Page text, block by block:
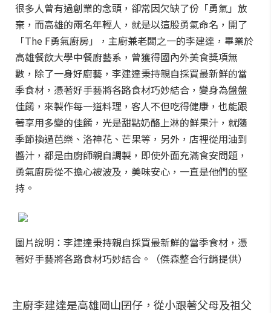
很多人曾有過創業的念頭，卻常因欠缺了份「勇氣」放
棄，而高雄的兩名年輕人，就是以這股勇氣命名，開了
「The F勇氣廚房」，主廚兼老闆之一的李建達，畢業於
高雄餐飲大學中餐廚藝系，曾獲得國內外美食獎項無
數，除了一身好廚藝，李建達秉持親自採買最新鮮的當
季食材，憑著好手藝將各路食材巧妙結合，變身為盤盤
佳餚，來製作每一道料理，客人不但吃得健康，也能跟
著享用多變的佳餚，光是甜點奶酪上淋的鮮果汁，就隨
季節換過芭樂、洛神花、芒果等，另外，店裡從用油到
醬汁，都是由廚師親自調製，即使外面充滿食安問題，
勇氣廚房從不擔心被波及，美味安心，一直是他們的堅
持。
圖片說明：李建達秉持親自採買最新鮮的當季食材，憑
著好手藝將各路食材巧妙結合。（傑森整合行銷提供）
主廚李建達是高雄岡山囝仔，從小跟著父母及祖父